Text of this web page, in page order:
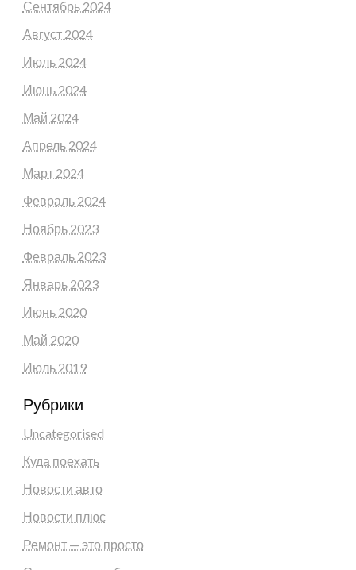
Сентябрь 2024
Август 2024
Июль 2024
Июнь 2024
Май 2024
Апрель 2024
Март 2024
Февраль 2024
Ноябрь 2023
Февраль 2023
Январь 2023
Июнь 2020
Май 2020
Июль 2019
Рубрики
Uncategorised
Куда поехать
Новости авто
Новости плюс
Ремонт — это просто